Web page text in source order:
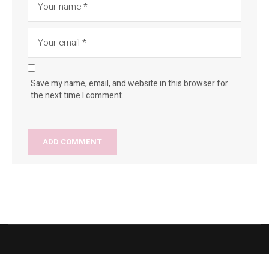
Save my name, email, and website in this browser for
the next time I comment.